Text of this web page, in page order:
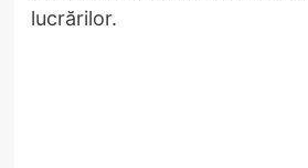
lucrărilor.